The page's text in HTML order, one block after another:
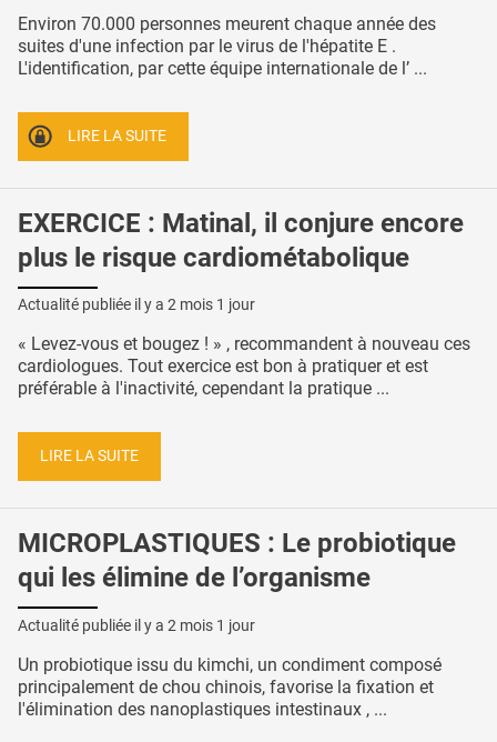
Environ 70.000 personnes meurent chaque année des
suites d'une infection par le virus de l'hépatite E .
L'identification, par cette équipe internationale de l’ ...
LIRE LA SUITE
EXERCICE : Matinal, il conjure encore
plus le risque cardiométabolique
Actualité publiée il y a 2 mois 1 jour
« Levez-vous et bougez ! » , recommandent à nouveau ces
cardiologues. Tout exercice est bon à pratiquer et est
préférable à l'inactivité, cependant la pratique ...
LIRE LA SUITE
MICROPLASTIQUES : Le probiotique
qui les élimine de l’organisme
Actualité publiée il y a 2 mois 1 jour
Un probiotique issu du kimchi, un condiment composé
principalement de chou chinois, favorise la fixation et
l'élimination des nanoplastiques intestinaux , ...